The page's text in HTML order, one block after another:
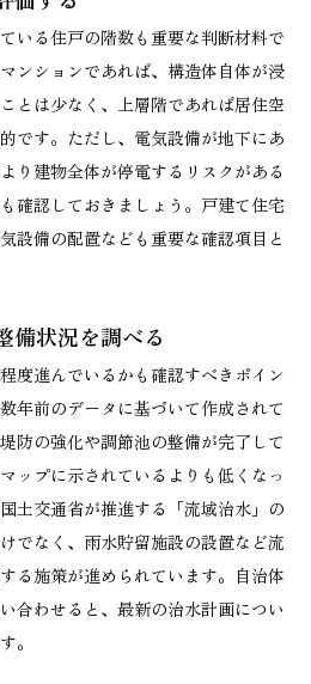
いる住戸の階数も重要な判断材料で
ンションであれば、構造体自体が浸
とは少なく、上層階であれば居住空
です。ただし、電気設備が地下にあ
り建物全体が停電するリスクがある
確認しておきましょう。戸建て住宅
設備の配置なども重要な確認項目と
備状況を調べる
度進んでいるかも確認すべきポイン
年前のデータに基づいて作成されて
防の強化や調節池の整備が完了して
ップに示されているよりも低くなっ
土交通省が推進する「流域治水」の
でなく、雨水貯留施設の設置など流
る施策が進められています。自治体
合わせると、最新の治水計画につい
。